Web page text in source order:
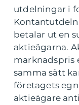
utdelningar i
betalar ut en
aktieägarna.
marknadspris
samma sätt
företagets
aktieägare